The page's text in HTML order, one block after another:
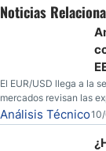
Noticias
El EUR/USD llega a la
mercados revisan las
inflación de EE. UU.
Análisis Técnico